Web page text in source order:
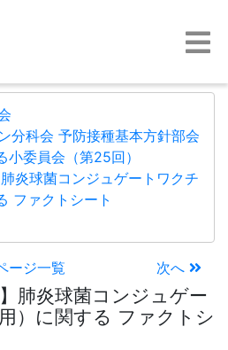
分科会 予防接種基本方針部会
小委員会（第25回）
炎球菌コンジュゲートワクチ
ファクトシート
ージ一覧 次へ
肺炎球菌コンジュゲー
）に関する ファクトシ